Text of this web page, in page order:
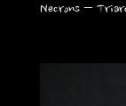
Necrons –